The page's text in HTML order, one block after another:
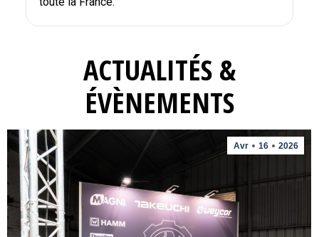
ACTUALITÉS &
ÉVÈNEMENTS
Avr 16 2026